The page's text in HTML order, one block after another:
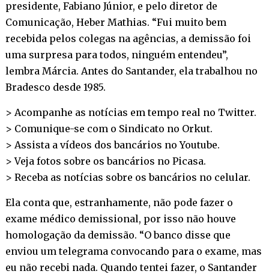
presidente, Fabiano Júnior, e pelo diretor de
Comunicação, Heber Mathias. “Fui muito bem
recebida pelos colegas na agências, a demissão foi
uma surpresa para todos, ninguém entendeu”,
lembra Márcia. Antes do Santander, ela trabalhou no
Bradesco desde 1985.
> Acompanhe as notícias em tempo real no Twitter.
> Comunique-se com o Sindicato no Orkut.
> Assista a vídeos dos bancários noYoutube.
> Veja fotos sobre os bancários no Picasa.
> Receba as notícias sobre os bancários no celular.
Ela conta que, estranhamente, não pode fazer o
exame médico demissional, por isso não houve
homologação da demissão. “O banco disse que
enviou um telegrama convocando para o exame, mas
eu não recebi nada. Quando tentei fazer, o Santander